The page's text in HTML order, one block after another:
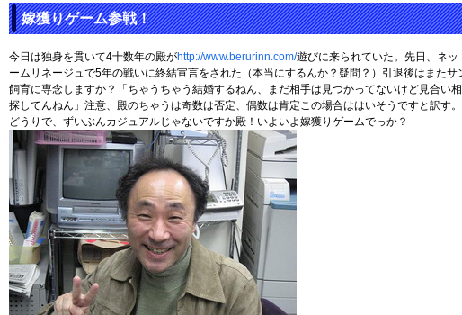
嫁獲りゲーム参戦！
今日は独身を貫いて4十数年の殿がhttp://www.berurinn.com/遊びに来られていた。先日、ネッ
ームリネージュで5年の戦いに終結宣言をされた（本当にするんか？疑問？）引退後はまたサ
飼育に専念しますか？「ちゃうちゃう結婚するねん、まだ相手は見つかってないけど見合い
探してんねん」注意、殿のちゃうは奇数は否定、偶数は肯定この場合ははいそうですと訳す
どうりで、ずいぶんカジュアルじゃないですか殿！いよいよ嫁獲りゲームでっか？